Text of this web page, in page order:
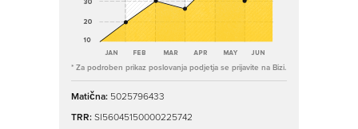
* Za podroben prikaz poslovanja podjetja se prijavite na Bizi.
Matična: 5025796433
TRR:SI56045150000225742